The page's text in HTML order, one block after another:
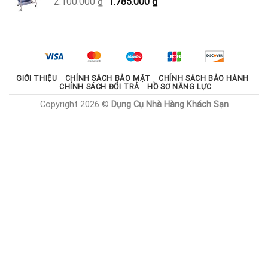
1.800.000 ₫.
1.785.000 ₫.
GIỚI THIỆU CHÍNH SÁCH BẢO MẬT
CHÍNH SÁCH BẢO HÀNH
CHÍNH SÁCH ĐỔI TRẢ
HỒ SƠ NĂNG LỰC
Copyright 2026 © Dụng Cụ Nhà Hàng Khách Sạn